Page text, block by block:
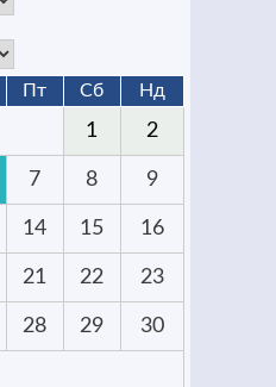
Пт Сб Нд
1 2
7 8 9
14 15 16
21 22 23
28 29 30